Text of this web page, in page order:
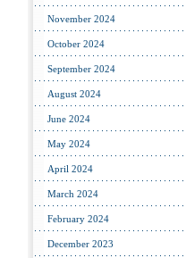
November 2024
October 2024
September 2024
August 2024
June 2024
May 2024
April 2024
March 2024
February 2024
December 2023